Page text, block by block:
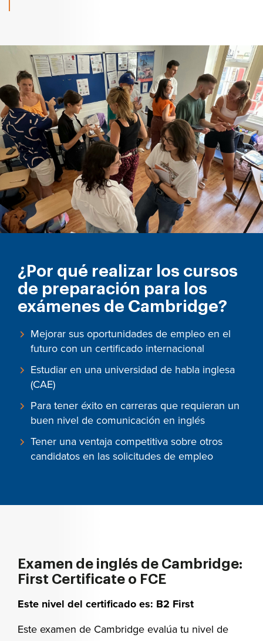
¿Por qué realizar los cursos
de preparación para los
exámenes de Cambridge?
Mejorar sus oportunidades de empleo en el
futuro con un certificado internacional
Estudiar en una universidad de habla inglesa
(CAE)
Para tener éxito en carreras que requieran un
buen nivel de comunicación en inglés
Tener una ventaja competitiva sobre otros
candidatos en las solicitudes de empleo
Examen de inglés de Cambridge:
First Certificate o FCE
Este nivel del certificado es: B2 First
Este examen de Cambridge evalúa tu nivel de